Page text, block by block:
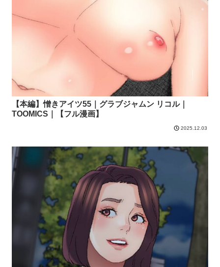
【本編】憎きアイツ55｜グラブジャムン リコル｜
TOOMICS｜【フル漫画】
2025.12.03